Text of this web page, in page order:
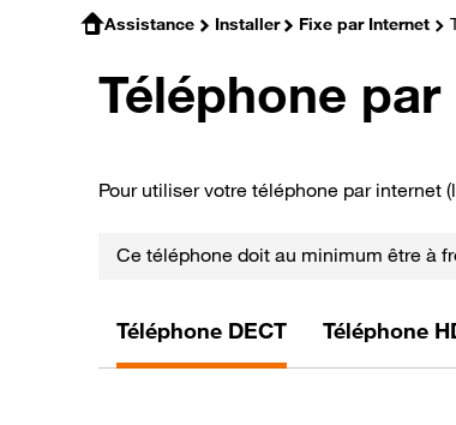
Assistance Installer Fixe par Internet
Téléphone
Pour utiliser votre téléphone par internet
Ce téléphone doit au minimum être à
Téléphone DECT Téléphone